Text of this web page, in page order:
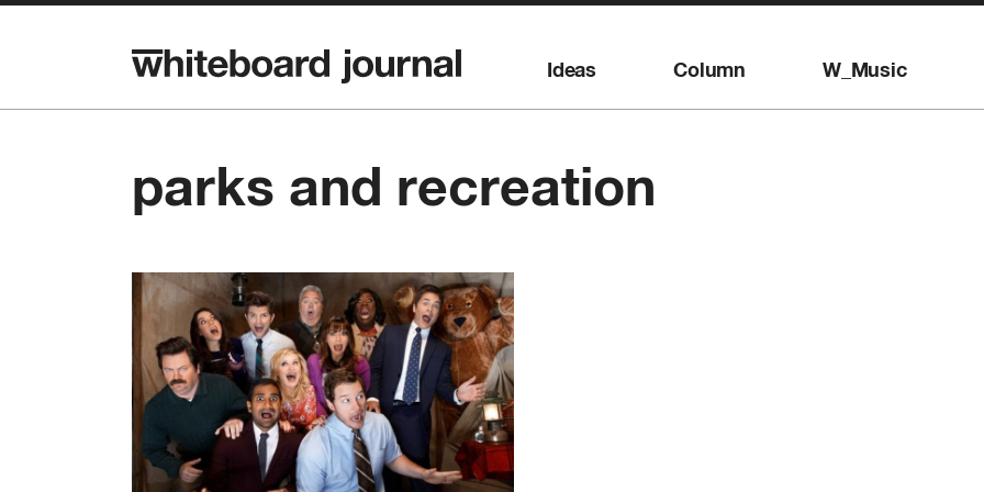
Ideas Column W_Music
parks and recreation